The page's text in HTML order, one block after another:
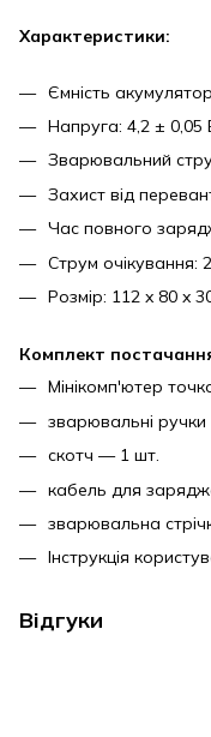
Характеристики:
Ємність
Напруга: 4,2 ± 0,05
Зварювальний
Захист від
Час повного
Струм очікування:
Розмір: 112 x 80 x
Комплект
Мінікомп'ютер
зварювальні ручки
скотч — 1 шт.
кабель для
зварювальна
Інструкція
Відгуки